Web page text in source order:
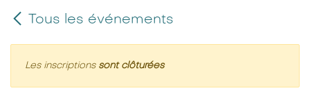
Tous les événements
Les inscriptions sont clôturées